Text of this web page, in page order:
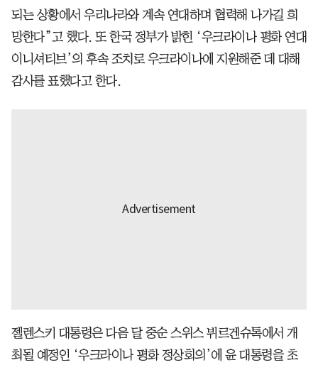
되는 상황에서 우리나라와 계속 연대하며 협력해 나가길 희
망한다”고 했다. 또 한국 정부가 밝힌 ‘우크라이나 평화 연대
이니셔티브’의 후속 조치로 우크라이나에 지원해준 데 대해
감사를 표했다고 한다.
젤렌스키 대통령은 다음 달 중순 스위스 뷔르겐슈톡에서 개
최될 예정인 ‘우크라이나 평화 정상회의’에 윤 대통령을 초